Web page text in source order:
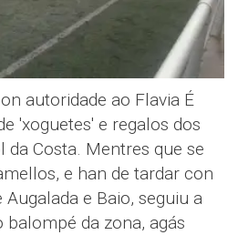
autoridade ao Flavia É
'xoguetes' e regalos dos
da Costa. Mentres que se
e han de tardar con
e Baio, seguiu a
da zona, agás